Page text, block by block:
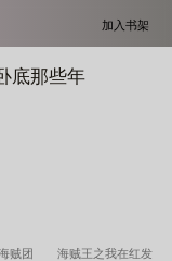
加入书架
底那些年
贼团 海贼王之我在红发